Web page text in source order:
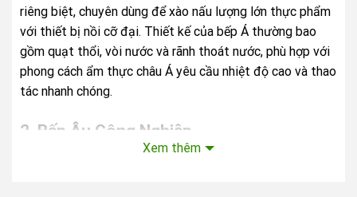
riêng biệt, chuyên dùng để xào nấu lượng lớn thực phẩm
với thiết bị nồi cỡ đại. Thiết kế của bếp Á thường bao
gồm quạt thổi, vòi nước và rãnh thoát nước, phù hợp với
phong cách ẩm thực châu Á yêu cầu nhiệt độ cao và thao
tác nhanh chóng.
2. Bếp Âu Công Nghiệp
Xem thêm